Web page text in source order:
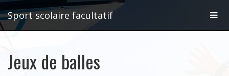
Sport scolaire facultatif
Jeux de balles